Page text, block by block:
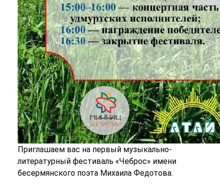
Приглашаем вас на первый музыкально-
литературный фестиваль «Чеброс» имени
бесермянского поэта Михаила Федотова.